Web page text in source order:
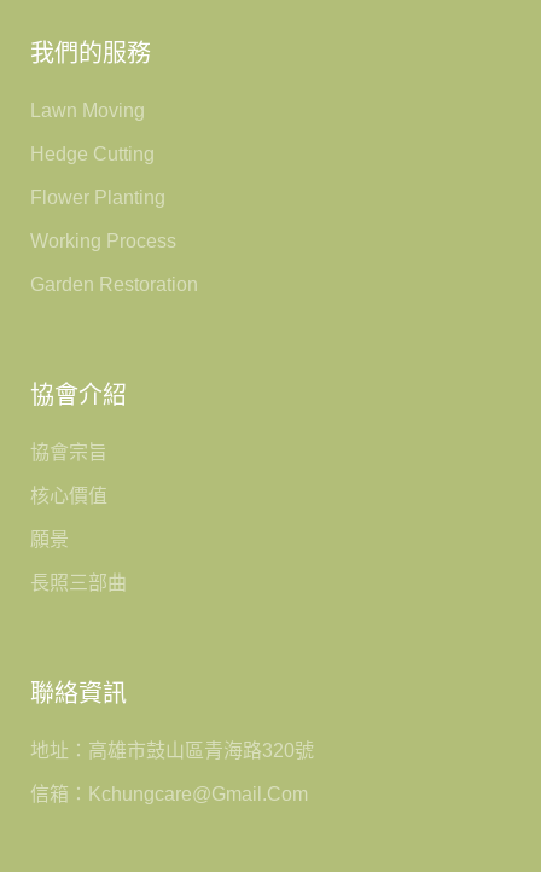
我們的服務
Lawn Moving
Hedge Cutting
Flower Planting
Working Process
Garden Restoration
協會介紹
協會宗旨
核心價值
願景
長照三部曲
聯絡資訊
地址：高雄市鼓山區青海路320號
信箱：kchungcare@gmail.com